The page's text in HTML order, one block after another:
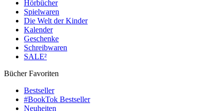
Hörbücher
Spielwaren
Die Welt der Kinder
Kalender
Geschenke
Schreibwaren
SALE²
Bücher Favoriten
Bestseller
#BookTok Bestseller
Neuheiten